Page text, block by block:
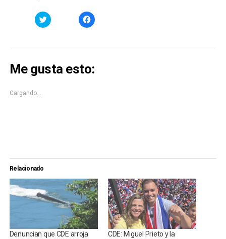
Haz
clic
Twitter
en
una
Haz
clic
Facebook
en
una
Me gusta esto:
Cargando...
Relacionado
Denuncian que CDE arroja
CDE: Miguel Prieto y la